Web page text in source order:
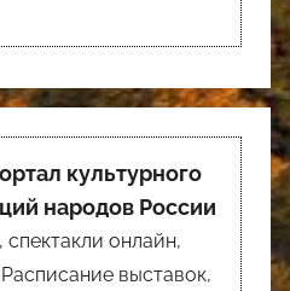
культурного
народов России
онлайн,
выставок,